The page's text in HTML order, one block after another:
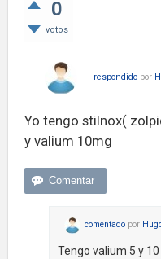
0
votos
respondido por
Yo tengo stilnox(
y valium 10mg
comentado por
Tengo valium 5 y 10